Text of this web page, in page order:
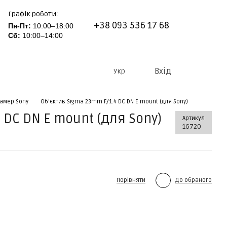
Графік роботи:
Пн-Пт: 10:00–18:00
Сб: 10:00–14:00
+38 093 536 17 68
Укр Вхід
Sony Об'єктив Sigma 23mm F/1.4 DC DN E mount (для Sony)
DN E mount (для Sony) Артикул
16720
Порівняти До обраного